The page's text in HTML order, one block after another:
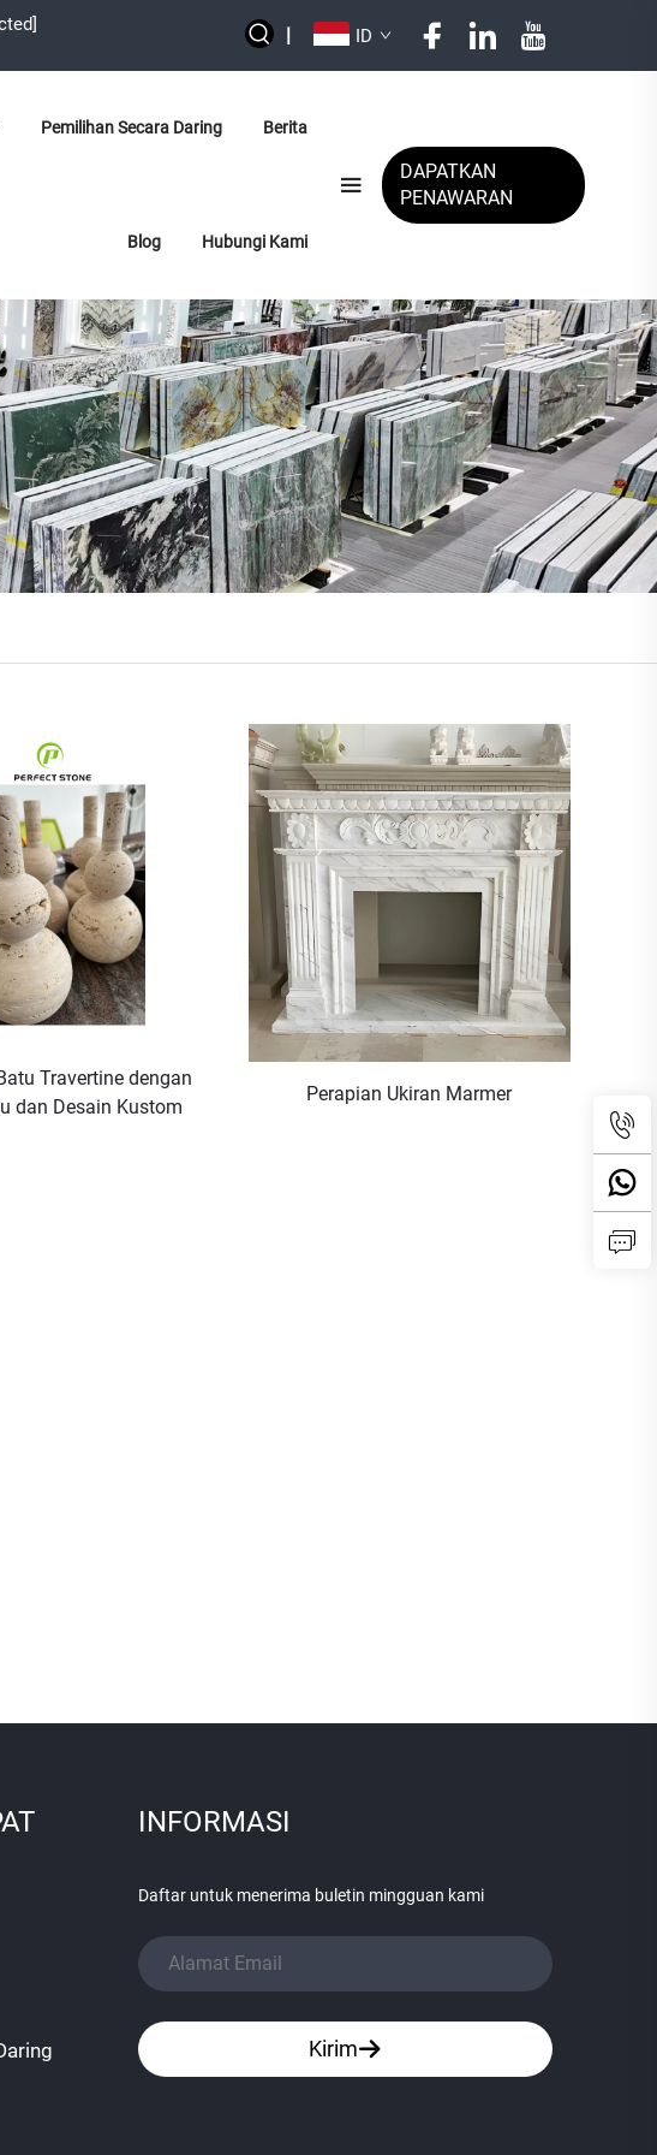
| ID
Pemilihan Secara Daring Berita
Blog Hubungi Kami
DAPATKAN
PENAWARAN
Travertine dengan
dan Desain Kustom
Perapian Ukiran Marmer
INFORMASI
Daftar untuk menerima buletin mingguan kami
Kirim